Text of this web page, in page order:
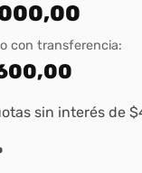
con transferencia:
sin interés de